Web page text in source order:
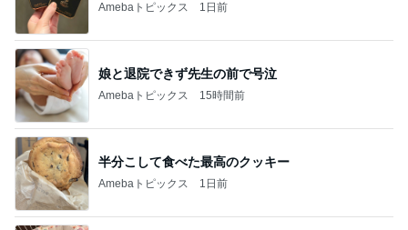
Amebaトピックス 1日前
娘と退院できず先生の前で号泣
Amebaトピックス 15時間前
半分こして食べた最高のクッキー
Amebaトピックス 1日前